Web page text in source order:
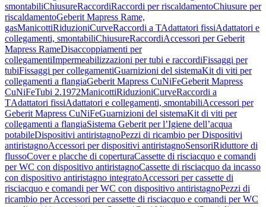
smontabiliChiusureRaccordiRaccordi per riscaldamentoChiusure per
riscaldamentoGeberit Mapress Rame,
gasManicottiRiduzioniCurveRaccordi a TAdattatori fissiAdattatori e
collegamenti, smontabiliChiusureRaccordiAccessori per Geberit
Mapress RameDisaccoppiamenti per
collegamentiImpermeabilizzazioni per tubi e raccordiFissaggi per
tubiFissaggi per collegamentiGuarnizioni del sistemaKit di viti per
collegamenti a flangiaGeberit Mapress CuNiFeGeberit Mapress
CuNiFeTubi 2.1972ManicottiRiduzioniCurveRaccordi a
TAdattatori fissiAdattatori e collegamenti, smontabiliAccessori per
Geberit Mapress CuNiFeGuarnizioni del sistemaKit di viti per
collegamenti a flangiaSistema Geberit per l’Igiene dell’acqua
potabileDispositivi antiristagnoPezzi di ricambio per Dispositivi
antiristagnoAccessori per dispositivi antiristagnoSensoriRiduttore di
flussoCover e placche di coperturaCassette di risciacquo e comandi
per WC con dispositivo antiristagnoCassette di risciacquo da incasso
con dispositivo antiristagno integratoAccessori per cassette di
risciacquo e comandi per WC con dispositivo antiristagnoPezzi di
ricambio per Accessori per cassette di risciacquo e comandi per WC